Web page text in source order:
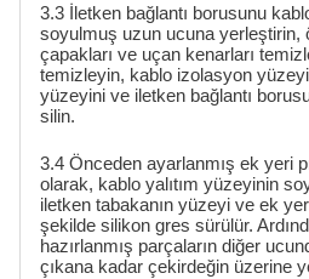
3.3 İletken bağlantı borusunu
soyulmuş uzun ucuna yerleştirin,
çapakları ve uçan kenarları
temizleyin, kablo izolasyon
yüzeyini ve iletken bağlantı
silin.
3.4 Önceden ayarlanmış ek yeri
olarak, kablo yalıtım yüzeyinin
iletken tabakanın yüzeyi ve ek
şekilde silikon gres sürülür.
hazırlanmış parçaların diğer
çıkana kadar çekirdeğin üzerine